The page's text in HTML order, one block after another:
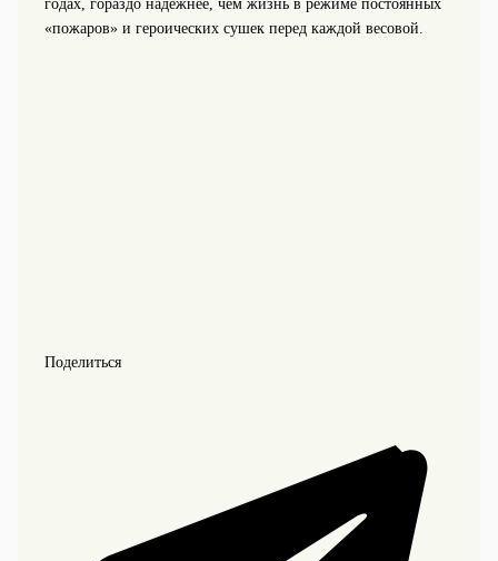
годах, гораздо надёжнее, чем жизнь в режиме постоянных
«пожаров» и героических сушек перед каждой весовой.
Поделиться